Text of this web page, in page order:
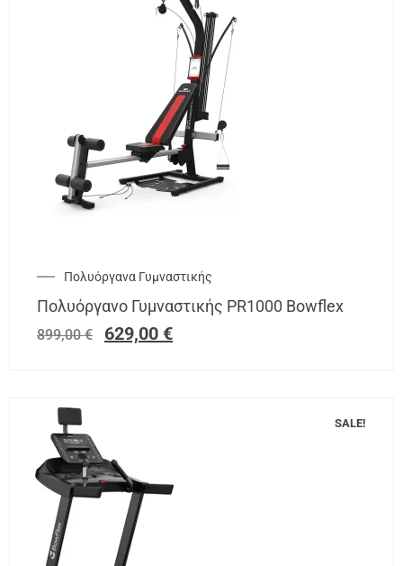
Πολυόργανα Γυμναστικής
Πολυόργανο Γυμναστικής PR1000 Bowflex
899,00€ 629,00 €
SALE!